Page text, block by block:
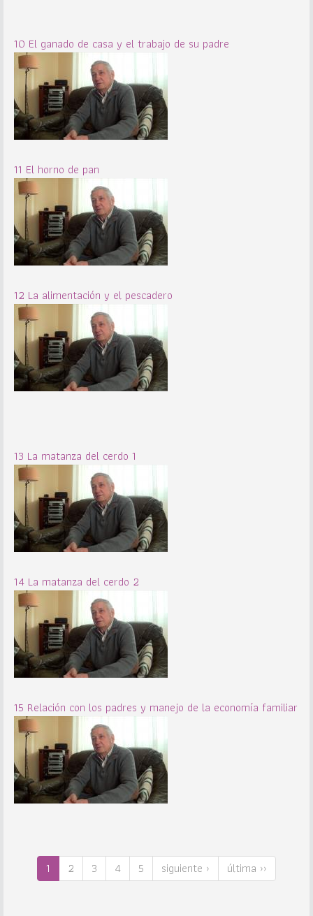
10 El ganado de casa y el trabajo de su padre
11 El horno de pan
12 La alimentación y el pescadero
13 La matanza del cerdo 1
14 La matanza del cerdo 2
15 Relación con los padres y manejo de la economía familiar
1 2 3 4 5 siguiente › última ››